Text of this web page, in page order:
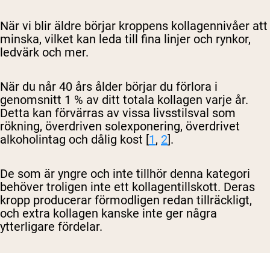
När vi blir äldre börjar kroppens kollagennivåer att
minska, vilket kan leda till fina linjer och rynkor,
ledvärk och mer.
När du når 40 års ålder börjar du förlora i
genomsnitt 1 % av ditt totala kollagen varje år.
Detta kan förvärras av vissa livsstilsval som
rökning, överdriven solexponering, överdrivet
alkoholintag och dålig kost [1, 2].
De som är yngre och inte tillhör denna kategori
behöver troligen inte ett kollagentillskott. Deras
kropp producerar förmodligen redan tillräckligt,
och extra kollagen kanske inte ger några
ytterligare fördelar.